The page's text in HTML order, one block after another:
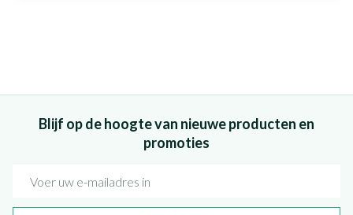
Blijf op de hoogte van nieuwe producten en
promoties